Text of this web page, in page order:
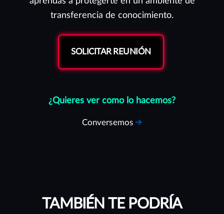
transferencia de conocimiento.
SOLICITAR REUNIÓN
¿Quieres ver como lo hacemos?
Conversemos
TAMBIÉN TE PODRÍA